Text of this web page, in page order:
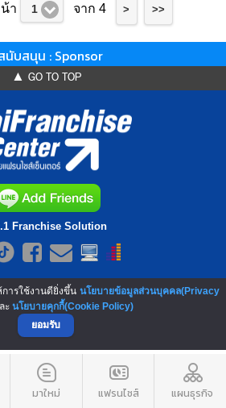
า 1 จาก 4 > >>
นับสนุน : Sponsor
▲ GO TO TOP
Franchise Solution
การใช้งานดียิ่งขึ้น นโยบายข้อมูลส่วนบุคคล(Privacy
ะ นโยบายคุกกี้(Cookie Policy)
ยอมรับ
มาใหม่ แฟรนไชส์ แผนธุรกิจ